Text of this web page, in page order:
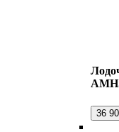
36